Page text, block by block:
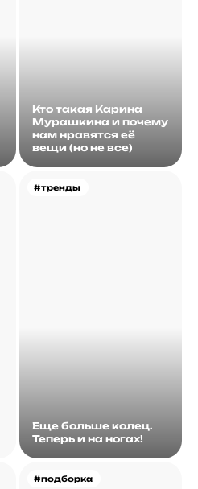
Кто такая Карина
Мурашкина и почему
нам нравятся её
вещи (но не все)
#тренды
Еще больше колец.
Теперь и на ногах!
#подборка